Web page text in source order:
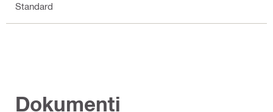
Standard
Dokumenti